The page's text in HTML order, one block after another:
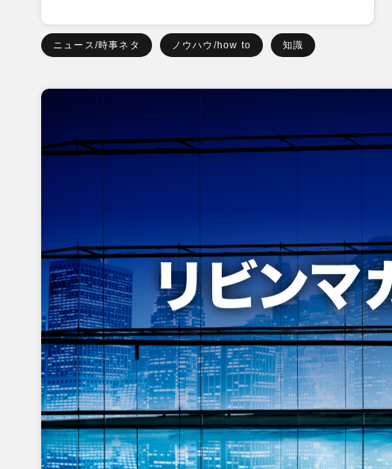
ニュース/時事ネタ ノウハウ/how to 知識